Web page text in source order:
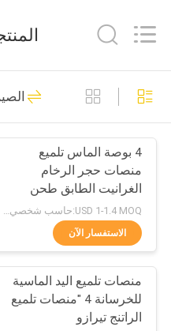
منزل
منتجات
معلومات
جولة
المعمل
Industry
Co.,Ltd.
Reserved.
حجريّ
260
مادّيّ
271
4 بوصة الماس تلميع
منصات حجر الرخام
الغرانيت الطابق طحن
الماس القرص
USD 1-1.4 MOQ:حاسب شخصي 1
الاستفسار الآن
منصات تلميع اليد الماسية
للخرسانة 4 "منصات تلميع
الراتنج تيرازو